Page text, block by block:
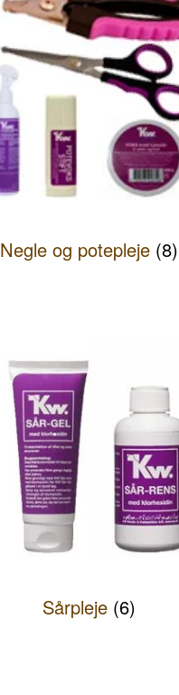
Negle og potepleje (8)
Sårpleje (6)